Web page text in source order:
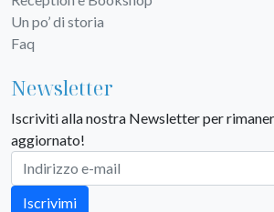
Un po’ di storia
Faq
Newsletter
Iscriviti alla nostra Newsletter per
aggiornato!
Iscrivimi